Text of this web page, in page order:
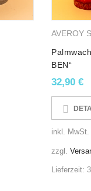
Stumpenkerzen
BEN“
32,90 €
inkl. MwSt.
zzgl.
Lieferzeit: